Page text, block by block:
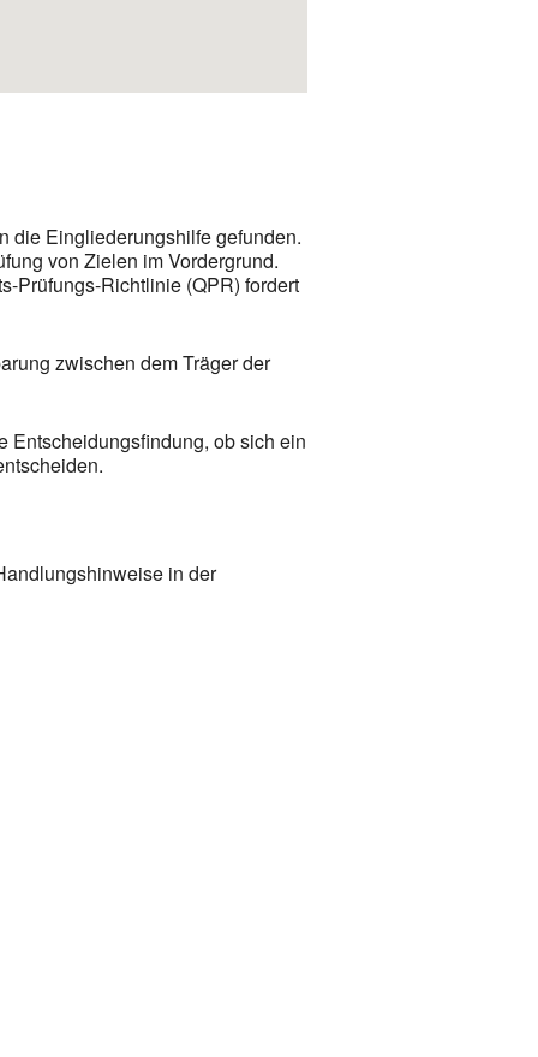
die Eingliederungshilfe gefunden.
von Zielen im Vordergrund.
Prüfungs-Richtlinie (QPR) fordert
zwischen dem Träger der
Entscheidungsfindung, ob sich ein
in der